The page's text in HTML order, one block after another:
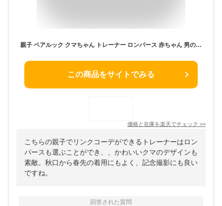
親子 ペアルック クマちゃん トレーナー ロンパース 赤ちゃん 男の子 女の子 パパ ママ 娘 息子 出産祝い プレゼント ギフト 誕生日 リンクコーデ 親子ペア ペア セット カップル 双子 コーデ お揃い おそろい 兄弟 姉妹 ベビー 家族 写真 韓国子供服 長袖 くま 熊 春 秋 冬
この商品をサイトでみる
価格と在庫を楽天でチェック >>
こちらの親子でリンクコーデができるトレーナーはロン
パースも選ぶことができ、、かわいいクマのデザインも
素敵。秋口から春先の着用にもよく、記念撮影にも良い
ですね。
回答された質問